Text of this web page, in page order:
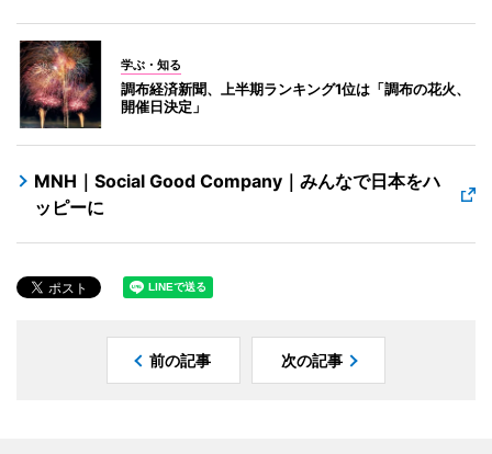
学ぶ・知る
調布経済新聞、上半期ランキング1位は「調布の花火、
開催日決定」
MNH｜Social Good Company｜みんなで日本をハ
ッピーに
前の記事 次の記事